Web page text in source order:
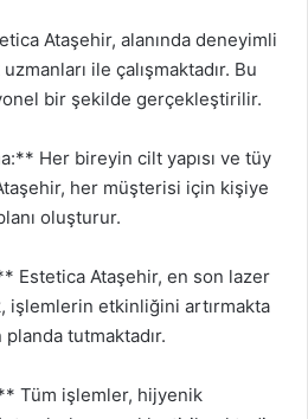
Ataşehir, alanında deneyimli
ile çalışmaktadır. Bu
bir şekilde gerçekleştirilir.
Her bireyin cilt yapısı ve tüy
her müşterisi için kişiye
oluşturur.
Estetica Ataşehir, en son lazer
işlemlerin etkinliğini artırmakta
tutmaktadır.
Tüm işlemler, hijyenik